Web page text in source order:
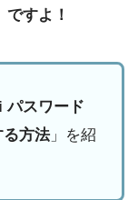
すよ！
パスワード
方法」を紹